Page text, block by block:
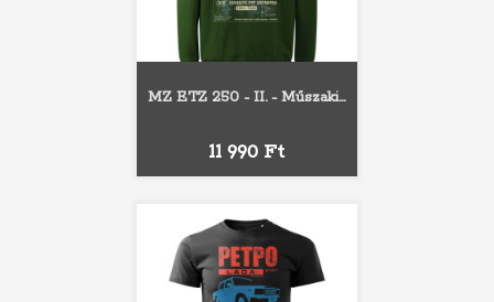
MZ ETZ 250 - II. - Műszaki...
Ár
11 990 Ft